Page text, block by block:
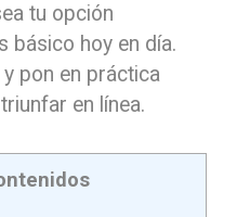
tu opción
básico hoy en día.
pon en práctica
en línea.